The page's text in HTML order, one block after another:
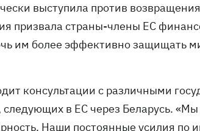
выступила против
призвала страны-члены ЕС
им более эффективно защищать
консультации с различными
следующих в ЕС через Беларусь.
Наши постоянные усилия